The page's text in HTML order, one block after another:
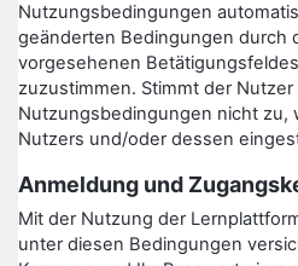
Nutzungsbedingungen
geänderten Bedingungen durch
vorgesehenen
zuzustimmen. Stimmt der
Nutzungsbedingungen nicht zu,
Nutzers und/oder dessen
Anmeldung und
Mit der Nutzung der
unter diesen Bedingungen